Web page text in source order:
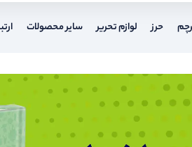
پرچم حرز لوازم تحریر سایر